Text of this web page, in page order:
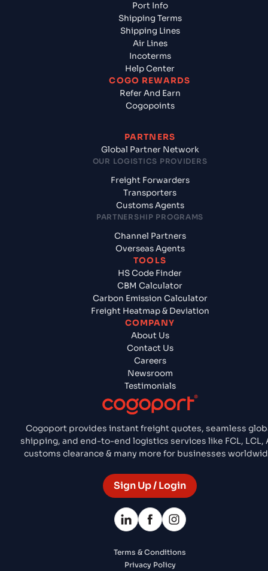
Cogoport provides instant freight quotes, seamless
shipping, and end-to-end logistics services like FCL, LCL,
customs clearance & many more for businesses
Sign Up / Login
Port Info
Shipping Terms
Shipping Lines
Air Lines
Incoterms
Help Center
COGO REWARDS
Refer And Earn
Cogopoints
PARTNERS
Global Partner Network
OUR LOGISTICS PROVIDERS
Freight Forwarders
Transporters
Customs Agents
PARTNERSHIP PROGRAMS
Channel Partners
Overseas Agents
TOOLS
HS Code Finder
CBM Calculator
Carbon Emission Calculator
Freight Heatmap & Deviation
COMPANY
About Us
Contact Us
Careers
Newsroom
Testimonials
Terms & Conditions
Privacy Policy